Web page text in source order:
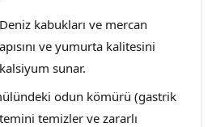
kabukları ve mercan
ve yumurta kalitesini
sunar.
odun kömürü (gastrik
temizler ve zararlı